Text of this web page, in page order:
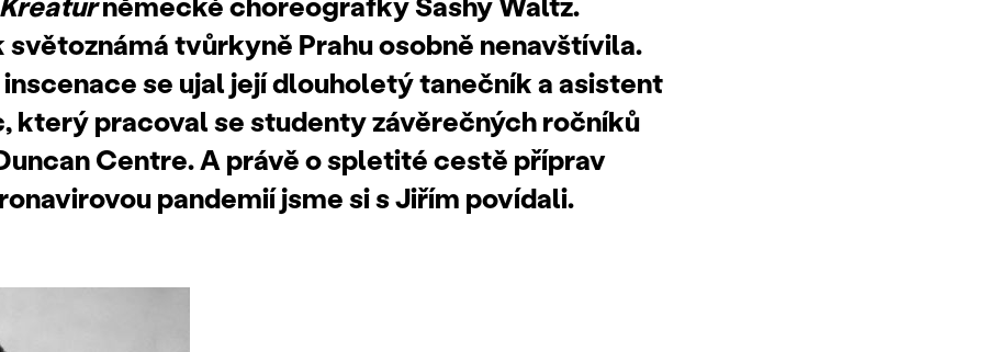
tvůrkyně Prahu osobně nenavštívila.
se ujal její dlouholetý tanečník a asistent
který pracoval se studenty závěrečných ročníků
Centre. A právě o spletité cestě příprav
pandemií jsme si s Jiřím povídali.